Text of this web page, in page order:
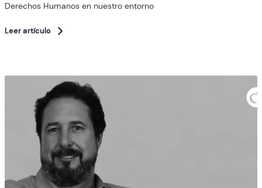
Derechos Humanos en nuestro entorno
Leer artículo